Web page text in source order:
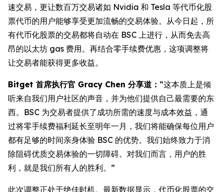
速交易，更让数百万交易诸如 Nvidia 和 Tesla 等代币化股
票代币的用户能够享受更加流畅的交易体验。从今日起，所
有代币化股票的交易都将自动在 BSC 上进行，从而免去高
昂的以太坊 gas 费用。再结合零手续费优惠，这项调整将
让交易者能获得更多收益。
Bitget 首席执行官 Gracy Chen 分享道： “这本质上是倾
听来自我们用户社区的声音，并为他们提供自己最需要的东
西。BSC 为交易者提供了成功所需的速度与成本效益，通
过将零手续费福利延长至明年一月，我们将能确保每位用户
都有足够的时间亲身体验 BSC 的优势。我们始终致力于消
除阻碍优质交易体验的一切障碍。对我们而言，用户的胜
利，就是我们所有人的胜利。”
此次调整正处于绝佳时机。最新数据显示，代币化股票的交